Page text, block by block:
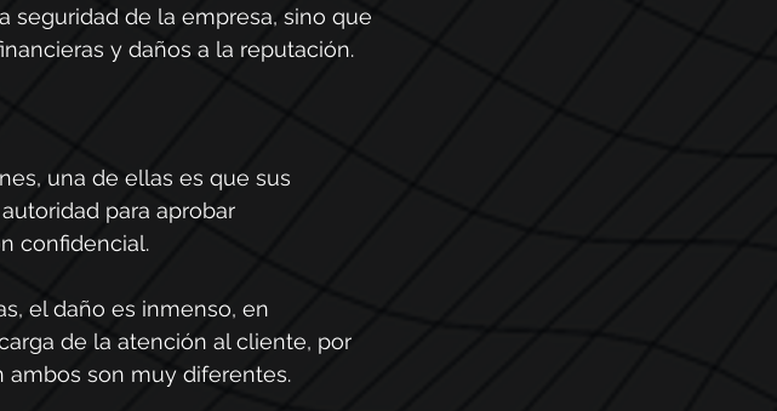
seguridad de la empresa, sino que
y daños a la reputación.
una de ellas es que sus
para aprobar
confidencial.
el daño es inmenso, en
de la atención al cliente, por
son muy diferentes.